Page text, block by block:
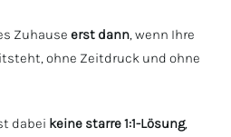
Zuhause erst dann, wenn Ihre
ohne Zeitdruck und ohne
dabei keine starre 1:1-Lösung,